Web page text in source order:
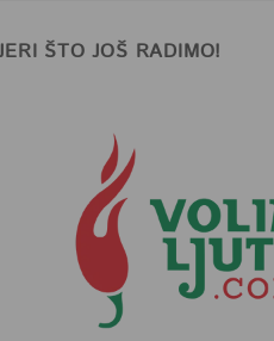
ŠTO JOŠ RADIMO!